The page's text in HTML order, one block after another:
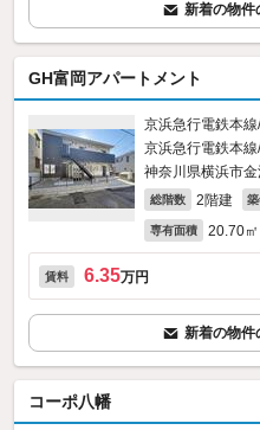
新着の物件
GH富岡アパートメント
京浜急行電鉄本
京浜急行電鉄本
神奈川県横浜市
総階数 2階建
専有面積 20.70㎡
賃料 6.35万円
新着の物件
コーポ八幡